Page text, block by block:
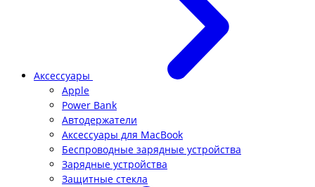
Аксессуары
Apple
Power Bank
Автодержатели
Аксессуары для MacBook
Беспроводные зарядные устройства
Зарядные устройства
Защитные стекла